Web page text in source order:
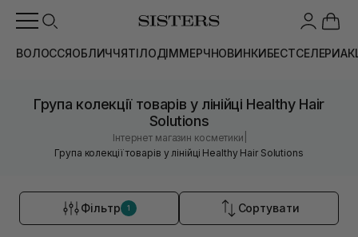
ВОЛОССЯОБЛИЧЧЯТІЛОДІММЕРЧНОВИНКИБЕСТСЕЛЕРИ
Група колекції товарів у лінійці Healthy Hair
Solutions
Інтернет магазин косметики
Група колекції товарів у лінійці Healthy Hair Solutions
Фільтр 1 Сортувати